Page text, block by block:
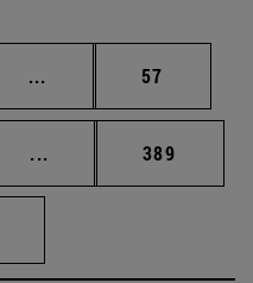
... Páginas intermedias
Página
57
... Páginas intermedias
Página
389